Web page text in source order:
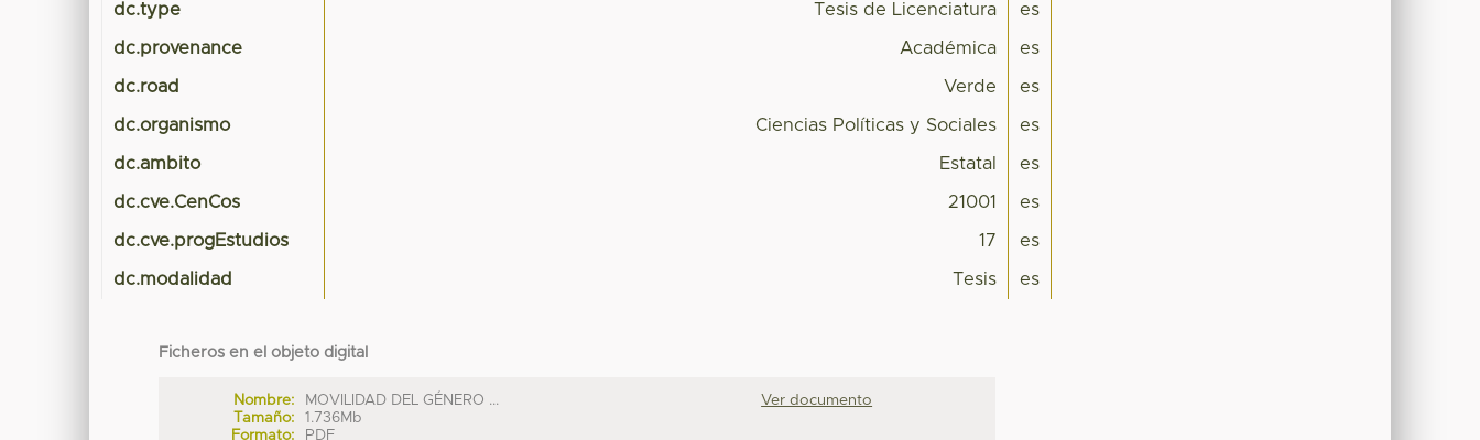
dc.type Tesis de Licenciatura es
dc.provenance Académica es
dc.road Verde es
dc.organismo Ciencias Políticas y Sociales es
dc.ambito Estatal es
dc.cve.CenCos 21001 es
dc.cve.progEstudios 17 es
dc.modalidad Tesis es
Ficheros en el objeto digital
Nombre:
MOVILIDAD DEL GÉNERO ...
Tamaño:
1.736Mb
Formato:
PDF
Ver documento